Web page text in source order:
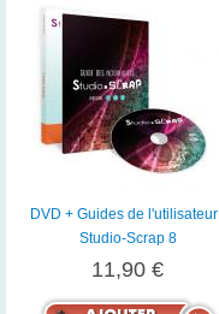
DVD + Guides de
Studio-Scrap 8
11,90 €